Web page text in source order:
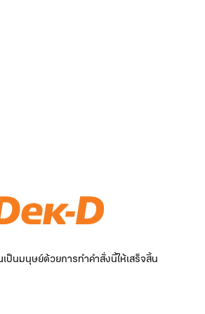
ป็นมนุษย์ด้วยการทำคำสั่งนี้ให้เสร็จสิ้น